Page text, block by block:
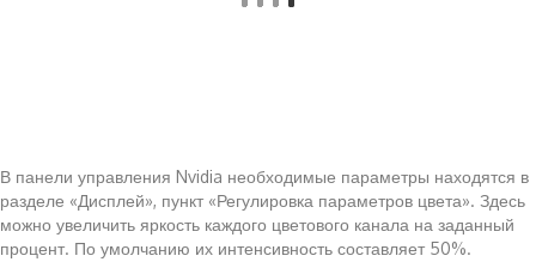
В панели управления Nvidia необходимые параметры находятся в
разделе «Дисплей», пункт «Регулировка параметров цвета». Здесь
можно увеличить яркость каждого цветового канала на заданный
процент. По умолчанию их интенсивность составляет 50%.